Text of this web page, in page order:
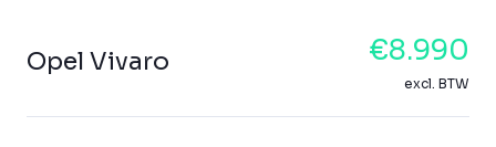
Opel Vivaro €8.990
excl. BTW